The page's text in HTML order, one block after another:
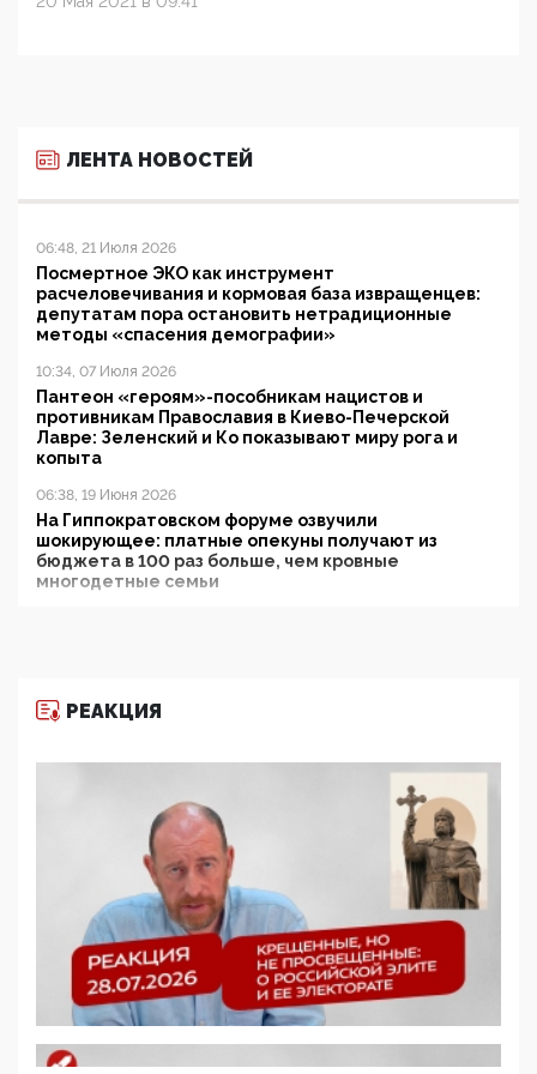
ЛЕНТА НОВОСТЕЙ
06:48, 21 Июля 2026
Посмертное ЭКО как инструмент
расчеловечивания и кормовая база извращенцев:
депутатам пора остановить нетрадиционные
методы «спасения демографии»
10:34, 07 Июля 2026
Пантеон «героям»-пособникам нацистов и
противникам Православия в Киево-Печерской
Лавре: Зеленский и Ко показывают миру рога и
копыта
06:38, 19 Июня 2026
На Гиппократовском форуме озвучили
шокирующее: платные опекуны получают из
бюджета в 100 раз больше, чем кровные
многодетные семьи
11:53, 09 Июня 2026
деятельность ИИТО ЮНЕСКО в России, но
цифроглобалисты продолжают определять
повестку в образовании
09:43, 01 Июня 2026
5G за счет здоровья граждан: Минцифры намерено
отобрать у регионов и муниципалитетов право
защищать жилые дома и социальные объекты от
05:58, 26 Мая 2026
Роскомнадзор освободили от борца с
деструктивным и опасным контентом
07:39, 25 Мая 2026
РЕАКЦИЯ